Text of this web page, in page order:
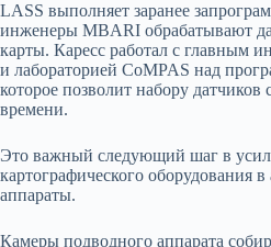
LASS выполняет заранее
инженеры MBARI обрабатывают
карты. Каресс работал с главным
и лабораторией CoMPAS над
которое позволит набору датчиков
времени.
Это важный следующий шаг в
картографического оборудования
аппараты.
Камеры подводного аппарата